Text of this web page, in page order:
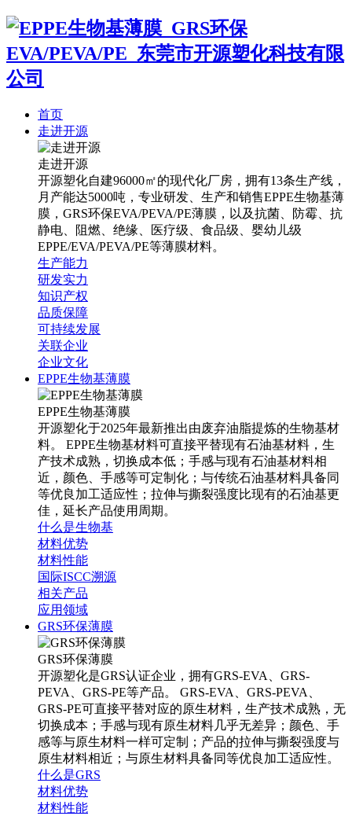
首页
走进开源
走进开源
开源塑化自建96000㎡的现代化厂房，拥有13条生产线，
月产能达5000吨，专业研发、生产和销售EPPE生物基薄
膜，GRS环保EVA/PEVA/PE薄膜，以及抗菌、防霉、抗
静电、阻燃、绝缘、医疗级、食品级、婴幼儿级
EPPE/EVA/PEVA/PE等薄膜材料。
生产能力
研发实力
知识产权
品质保障
可持续发展
关联企业
企业文化
EPPE生物基薄膜
EPPE生物基薄膜
开源塑化于2025年最新推出由废弃油脂提炼的生物基材
料。 EPPE生物基材料可直接平替现有石油基材料，生
产技术成熟，切换成本低；手感与现有石油基材料相
近，颜色、手感等可定制化；与传统石油基材料具备同
等优良加工适应性；拉伸与撕裂强度比现有的石油基更
佳，延长产品使用周期。
什么是生物基
材料优势
材料性能
国际ISCC溯源
相关产品
应用领域
GRS环保薄膜
GRS环保薄膜
开源塑化是GRS认证企业，拥有GRS-EVA、GRS-
PEVA、GRS-PE等产品。 GRS-EVA、GRS-PEVA、
GRS-PE可直接平替对应的原生材料，生产技术成熟，无
切换成本；手感与现有原生材料几乎无差异；颜色、手
感等与原生材料一样可定制；产品的拉伸与撕裂强度与
原生材料相近；与原生材料具备同等优良加工适应性。
什么是GRS
材料优势
材料性能